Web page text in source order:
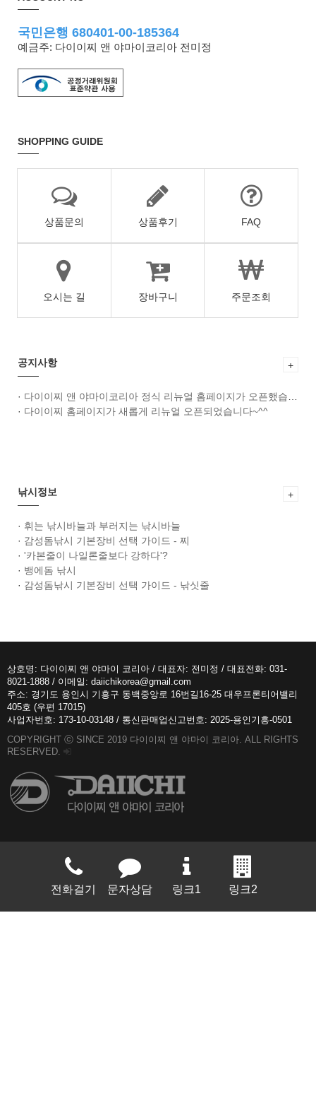
국민은행 680401-00-185364
예금주: 다이이찌 앤 야마이코리아 전미정
SHOPPING GUIDE
상품문의 상품후기 FAQ
오시는 길 장바구니 주문조회
공지사항 +
· 다이이찌 앤 야마이코리아 정식 리뉴얼 홈페이지가 오픈했습니다~^^
· 다이이찌 홈페이지가 새롭게 리뉴얼 오픈되었습니다~^^
낚시정보 +
· 휘는 낚시바늘과 부러지는 낚시바늘
· 감성돔낚시 기본장비 선택 가이드 - 찌
· '카본줄이 나일론줄보다 강하다'?
· 뱅에돔 낚시
· 감성돔낚시 기본장비 선택 가이드 - 낚싯줄
상호명: 다이이찌 앤 야마이 코리아 / 대표자: 전미정 / 대표전화: 031-
8021-1888 / 이메일: daiichikorea@gmail.com
주소: 경기도 용인시 기흥구 동백중앙로 16번길16-25 대우프론티어밸리
405호 (우편 17015)
사업자번호: 173-10-03148 / 통신판매업신고번호: 2025-용인기흥-0501
COPYRIGHT ⓒ SINCE 2019 다이이찌 앤 야마이 코리아. ALL RIGHTS
RESERVED.
전화걸기 문자상담 링크1 링크2